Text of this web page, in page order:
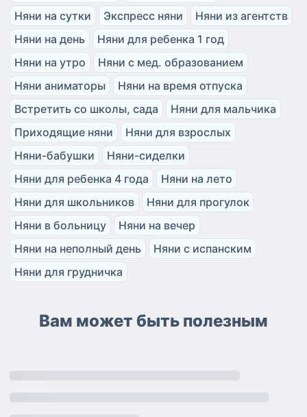
Няни на сутки
Экспресс няни
Няни из агентств
Няни на день
Няни для ребенка 1 год
Няни на утро
Няни с мед. образованием
Няни аниматоры
Няни на время отпуска
Встретить со школы, сада
Няни для мальчика
Приходящие няни
Няни для взрослых
Няни-бабушки
Няни-сиделки
Няни для ребенка 4 года
Няни на лето
Няни для школьников
Няни для прогулок
Няни в больницу
Няни на вечер
Няни на неполный день
Няни с испанским
Няни для грудничка
Вам может быть полезным